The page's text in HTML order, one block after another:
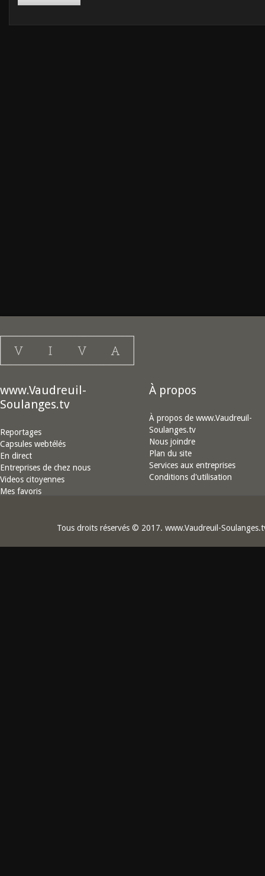
www.Vaudreuil-
Soulanges.tv
Reportages
Capsules webtélés
En direct
Entreprises de chez nous
Videos citoyennes
Mes favoris
À propos
À propos de www.Vaudreuil-
Soulanges.tv
Nous joindre
Plan du site
Services aux entreprises
Conditions d'utilisation
Tous droits réservés © 2017. www.Vaudreuil-